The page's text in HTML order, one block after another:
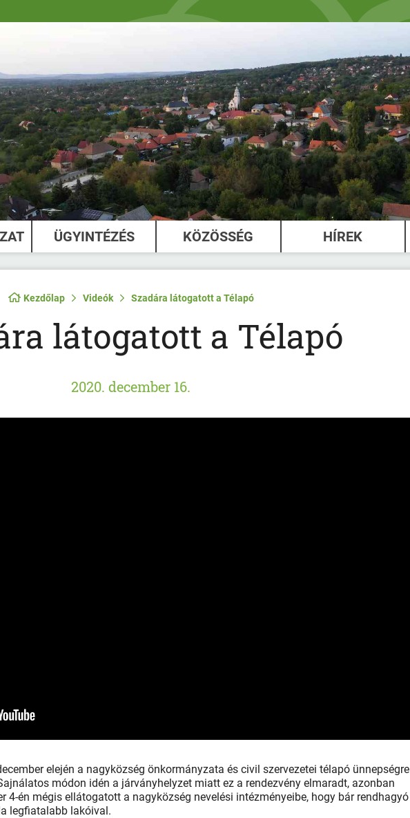
ÜGYINTÉZÉS KÖZÖSSÉG HÍREK
Kezdőlap Videók Szadára látogatott a Télapó
látogatott a Télapó
2020. december 16.
elején a nagyközség önkormányzata és civil szervezetei télapó ünnepségre
módon idén a járványhelyzet miatt ez a rendezvény elmaradt, azonban
4-én mégis ellátogatott a nagyközség nevelési intézményeibe, hogy bár rendhagyó
legfiatalabb lakóival.